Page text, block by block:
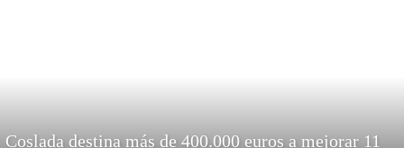
Coslada destina más de 400.000 euros a mejorar 11